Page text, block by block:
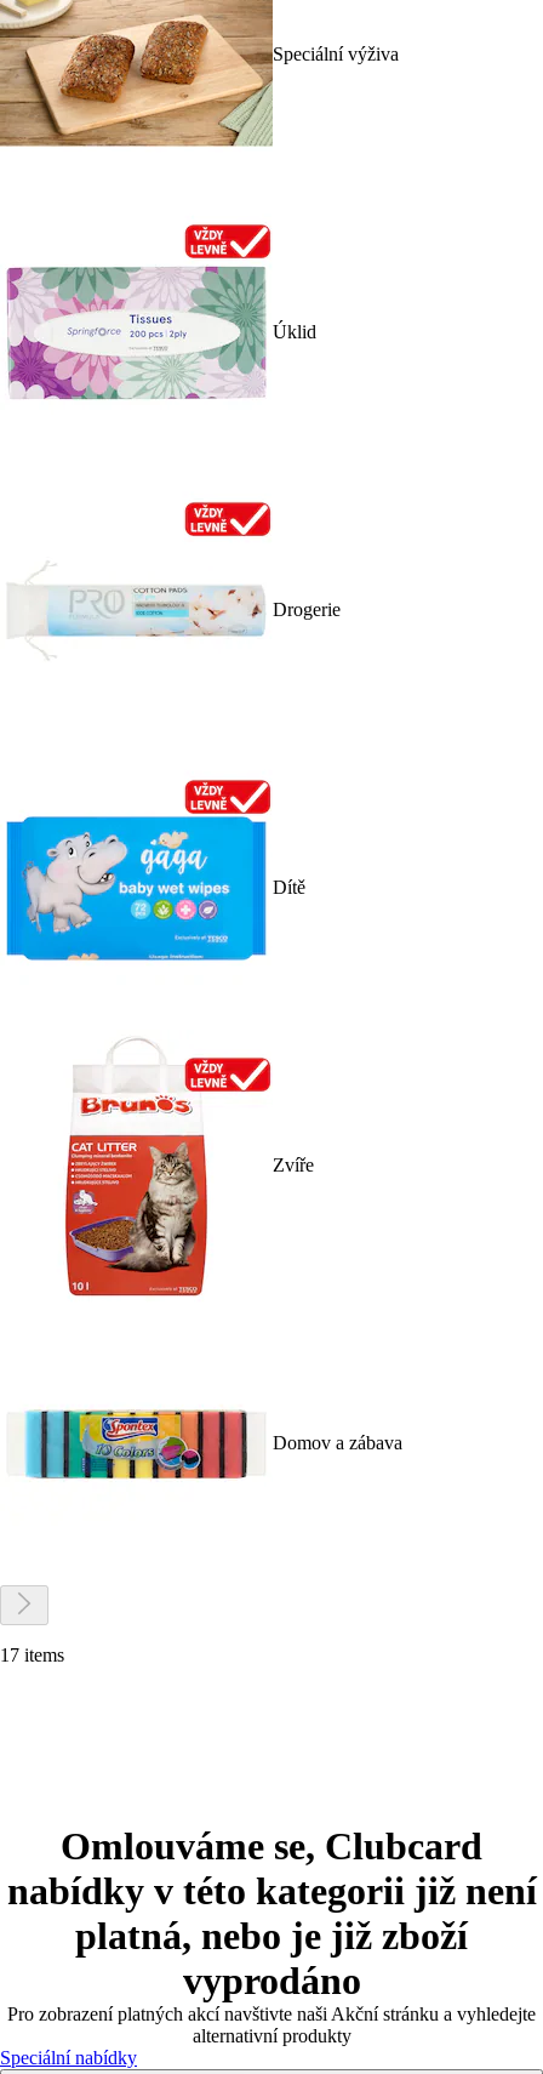
Speciální výživa
Úklid
Drogerie
Dítě
Zvíře
Domov a zábava
17 items
Omlouváme se, Clubcard
nabídky v této kategorii již není
platná, nebo je již zboží
vyprodáno
Pro zobrazení platných akcí navštivte naši Akční stránku a vyhledejte
alternativní produkty
Speciální nabídky